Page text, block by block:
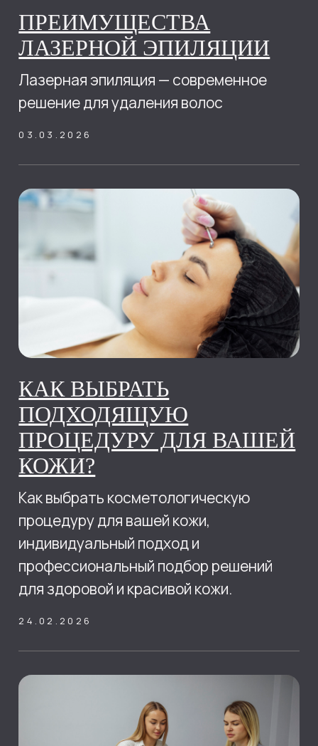
По статистике до 80 % населения
знают о вредном воздействии
предпринимают достаточных мер для
ее защиты.
КАК СОХРАНИТЬ КОЖУ
ЛИЦА СВЕЖЕЙ И
ЗДОРОВОЙ ВО ВРЕМЯ
ПОЛЕТА
Путешествия самолетом
предоставляют нам возможность
открыть для себя новые места и
культуры. Однако, длительные
перелеты могут оказывать негативное
влияние на нашу кожу, приводя к отекам
и сухости.
17.08.2023
ОСНОВНЫЕ ОТЛИЧИЯ